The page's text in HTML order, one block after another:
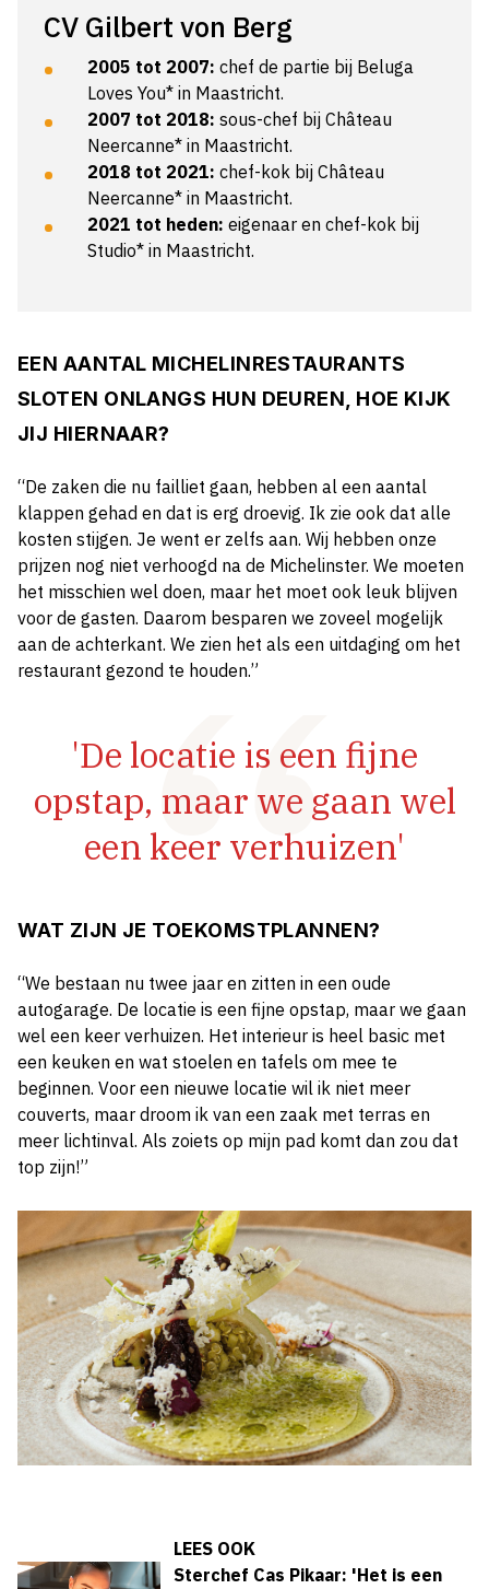
CV Gilbert von Berg
2005 tot 2007: chef de partie bij Beluga
Loves You* in Maastricht.
2007 tot 2018: sous-chef bij Château
Neercanne* in Maastricht.
2018 tot 2021: chef-kok bij Château
Neercanne* in Maastricht.
2021 tot heden: eigenaar en chef-kok bij
Studio* in Maastricht.
EEN AANTAL MICHELINRESTAURANTS
SLOTEN ONLANGS HUN DEUREN, HOE KIJK
JIJ HIERNAAR?
“De zaken die nu failliet gaan, hebben al een aantal
klappen gehad en dat is erg droevig. Ik zie ook dat alle
kosten stijgen. Je went er zelfs aan. Wij hebben onze
prijzen nog niet verhoogd na de Michelinster. We moeten
het misschien wel doen, maar het moet ook leuk blijven
voor de gasten. Daarom besparen we zoveel mogelijk
aan de achterkant. We zien het als een uitdaging om het
restaurant gezond te houden.”
'De locatie is een fijne
opstap, maar we gaan wel
een keer verhuizen'
WAT ZIJN JE TOEKOMSTPLANNEN?
“We bestaan nu twee jaar en zitten in een oude
autogarage. De locatie is een fijne opstap, maar we gaan
wel een keer verhuizen. Het interieur is heel basic met
een keuken en wat stoelen en tafels om mee te
beginnen. Voor een nieuwe locatie wil ik niet meer
couverts, maar droom ik van een zaak met terras en
meer lichtinval. Als zoiets op mijn pad komt dan zou dat
top zijn!”
LEES OOK
Sterchef Cas Pikaar: 'Het is een